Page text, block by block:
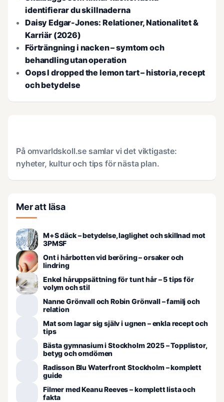
identifierar du skillnaderna
Daisy Edgar-Jones: Relationer, Nationalitet &
Karriär (2026)
Förträngning i nacken – symtom och
behandling utan operation
Oops I dropped the lemon tart – historia, recept
och betydelse
På omvarldskoll.se samlar vi det viktigaste:
nyheter, kultur och tips för nästa plan.
Mer att läsa
M+S däck – betydelse, laglighet och skillnad mot
3PMSF
Ont i hårbotten vid beröring – orsaker och
lindring
Enkel håruppsättning för tunt hår – 5 tips för
volym och stil
Nanne Grönvall och Robin Grönvall – familj och
relation
Mat som lagar sig själv i ugnen – enkla recept och
tips
Bästa gymnasium i Stockholm 2025 – Topplistor,
betyg och omdömen
Radisson Blu Waterfront Stockholm – komplett
guide
Filmer med Keanu Reeves – komplett lista och
fakta